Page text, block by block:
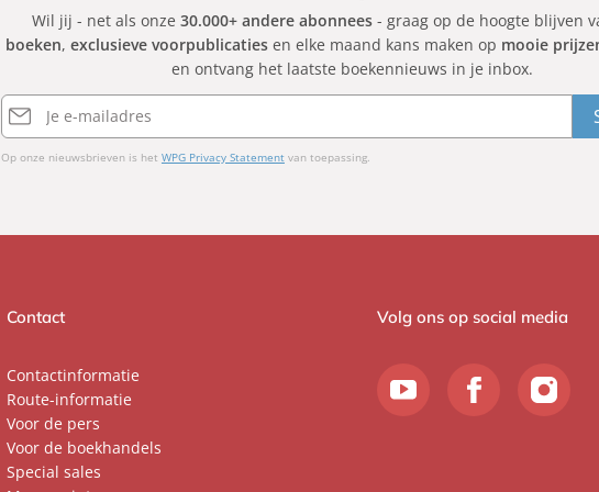
Wil jij - net als onze30.000+ andere abonnees - graag op de hoogte blijven
boeken,exclusieve voorpublicaties en elke maand kans maken op mooie
en ontvang het laatste boekennieuws in je inbox.
E-
mailadres
Op onze nieuwsbrieven is het WPG Privacy Statementvan toepassing.
Contact
Contactinformatie
Route-informatie
Voor de pers
Voor de boekhandels
Special sales
Volg ons op social media